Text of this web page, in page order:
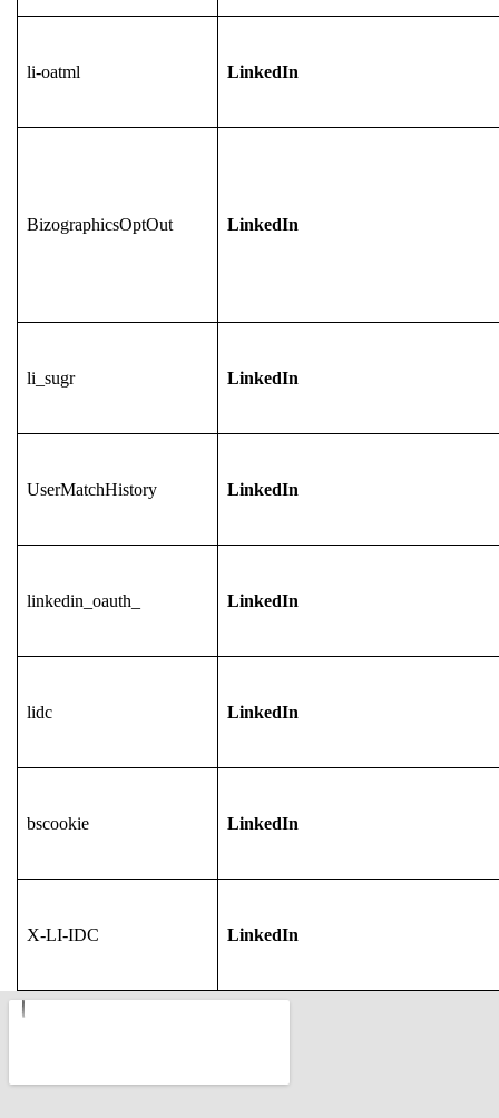
li-oatml LinkedIn
BizographicsOptOut LinkedIn
li_sugr LinkedIn
UserMatchHistory LinkedIn
linkedin_oauth_ LinkedIn
lidc LinkedIn
bscookie LinkedIn
X-LI-IDC LinkedIn